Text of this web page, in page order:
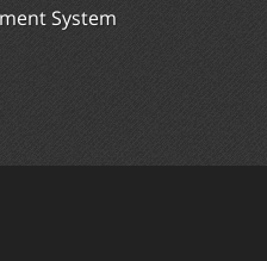
System